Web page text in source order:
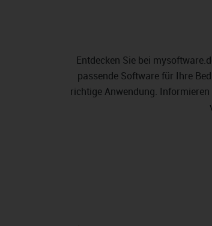
Entdecken Sie bei
passende Software für Ihre
richtige Anwendung. Informieren